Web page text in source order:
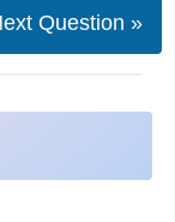
Question »